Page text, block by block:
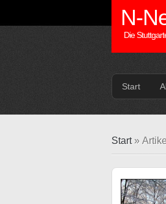
N-
Die
Start
Start»